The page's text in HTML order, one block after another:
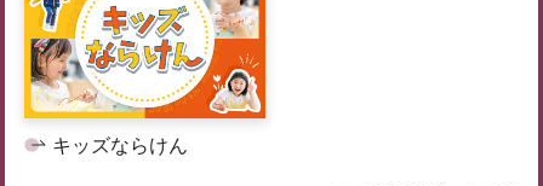
キッズならけん